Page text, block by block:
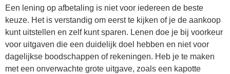
Een lening op afbetaling is niet voor iedereen de beste
keuze. Het is verstandig om eerst te kijken of je de aankoop
kunt uitstellen en zelf kunt sparen. Lenen doe je bij voorkeur
voor uitgaven die een duidelijk doel hebben en niet voor
dagelijkse boodschappen of rekeningen. Heb je te maken
met een onverwachte grote uitgave, zoals een kapotte